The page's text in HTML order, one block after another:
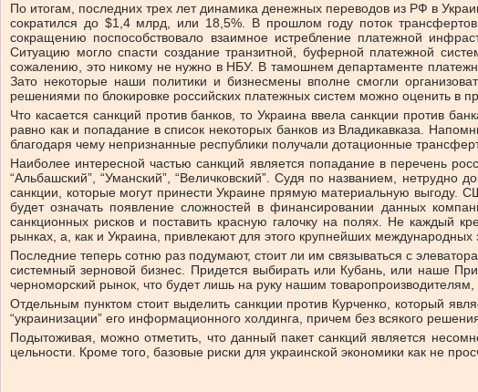
По итогам, последних трех лет динамика денежных переводов из РФ в
сократился до $1,4 млрд, или 18,5%. В прошлом году поток
сокращению поспособствовало взаимное истребление платежной
Ситуацию могло спасти создание транзитной, буферной платежной
сожалению, это никому не нужно в НБУ. В тамошнем департаменте
Зато некоторые наши политики и бизнесмены вполне смогли
решениями по блокировке российских платежных систем можно оценить в
Что касается санкций против банков, то Украина ввела санкции против
равно как и попадание в список некоторых банков из Владикавказа.
благодаря чему непризнанные республики получали дотационные
Наиболее интересной частью санкций является попадание в перечень
“Альбашский”, “Уманский”, “Величковский”. Судя по названием,
санкции, которые могут принести Украине прямую материальную выгоду.
будет означать появление сложностей в финансировании данных
санкционных рисков и поставить красную галочку на полях. Не каждый
рынках, а, как и Украина, привлекают для этого крупнейших международных
Последние теперь сотню раз подумают, стоит ли им связываться с
системный зерновой бизнес. Придется выбирать или Кубань, или наше
черноморский рынок, что будет лишь на руку нашим
Отдельным пунктом стоит выделить санкции против Курченко, который
“украинизации” его информационного холдинга, причем без всякого
Подытоживая, можно отметить, что данный пакет санкций является
цельности. Кроме того, базовые риски для украинской экономики как не